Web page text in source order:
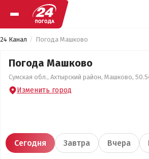
24 Канал Погода Машково
Погода Машково
Сумская обл., Ахтырский район, Машково,
Изменить город
Сегодня Завтра Вчера